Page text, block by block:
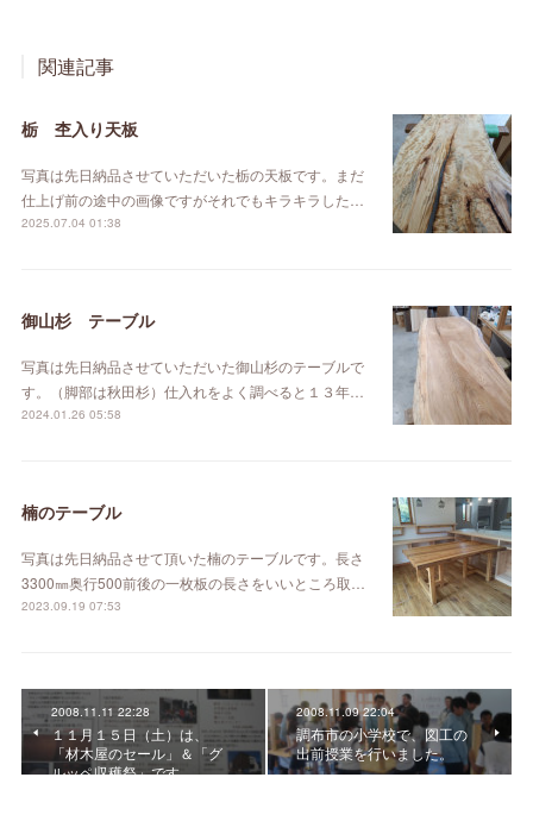
関連記事
栃 杢入り天板
写真は先日納品させていただいた栃の天板です。まだ
仕上げ前の途中の画像ですがそれでもキラキラした…
2025.07.04 01:38
御山杉 テーブル
写真は先日納品させていただいた御山杉のテーブルで
す。（脚部は秋田杉）仕入れをよく調べると１３年…
2024.01.26 05:58
楠のテーブル
写真は先日納品させて頂いた楠のテーブルです。長さ
3300㎜奥行500前後の一枚板の長さをいいところ取…
2023.09.19 07:53
2008.11.11 22:28
１１月１５日（土）は、
「材木屋のセール」＆「グ
ルッペ収穫祭」です。
2008.11.09 22:04
調布市の小学校で、図工の
出前授業を行いました。